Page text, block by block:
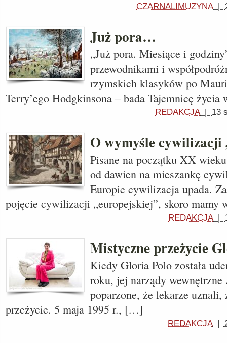
CZARNALIMUZYNA|
Już pora…
„Już pora. Miesiące i
przewodnikami i
rzymskich klasyków po
Terry’ego Hodgkinsona – bada Tajemnicę
REDAKCJA| 13
O wymyśle cywilizacji
Pisane na początku XX
od dawien na mieszankę
Europie cywilizacja upada.
pojęcie cywilizacji „europejskiej”, skoro
REDAKCJA|
Mistyczne przeżycie
Kiedy Gloria Polo została
roku, jej narządy wewnętrzne
poparzone, że lekarze uznali,
przeżycie. 5 maja 1995 r., […]
REDAKCJA|